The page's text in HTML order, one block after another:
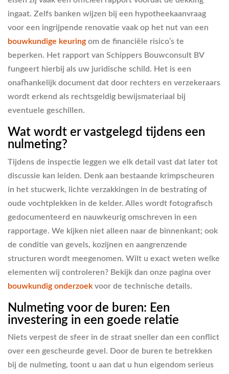
ingaat. Zelfs banken wijzen bij een hypotheekaanvraag
voor een ingrijpende renovatie vaak op het nut van een
bouwkundige keuring om de financiële risico’s te
beperken. Het rapport van Schippers Bouwconsult BV
fungeert hierbij als uw juridische schild. Het is een
onafhankelijk document dat door rechters en verzekeraars
wordt erkend als rechtsgeldig bewijsmateriaal bij
eventuele geschillen.
Wat wordt er vastgelegd tijdens een
nulmeting?
Tijdens de inspectie leggen we elk detail vast dat later tot
discussie kan leiden. Denk aan bestaande krimpscheuren
in het stucwerk, lichte verzakkingen in de bestrating of
oude vochtplekken in de kelder. Alles wordt fotografisch
gedocumenteerd en nauwkeurig omschreven in een
rapportage. We kijken niet alleen naar de binnenkant; ook
de conditie van gevels, kozijnen en aangrenzende
structuren wordt meegenomen. Wilt u exact weten welke
elementen wij controleren? Bekijk dan onze pagina over
bouwkundig onderzoek voor de technische details.
Nulmeting voor de buren: Een
investering in een goede relatie
Niets verpest de sfeer in de straat sneller dan een conflict
over een gescheurde gevel. Door de buren te betrekken
bij de nulmeting, toont u aan dat u hun eigendom serieus